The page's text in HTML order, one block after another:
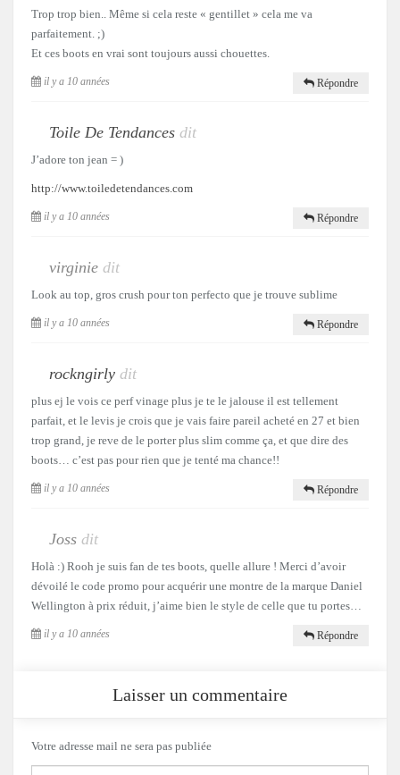
Trop trop bien.. Même si cela reste « gentillet » cela me va
parfaitement. ;)
Et ces boots en vrai sont toujours aussi chouettes.
il y a 10 années Répondre
Toile De Tendances dit
J’adore ton jean = )
http://www.toiledetendances.com
il y a 10 années Répondre
virginie dit
Look au top, gros crush pour ton perfecto que je trouve sublime
il y a 10 années Répondre
rockngirly dit
plus ej le vois ce perf vinage plus je te le jalouse il est tellement
parfait, et le levis je crois que je vais faire pareil acheté en 27 et bien
trop grand, je reve de le porter plus slim comme ça, et que dire des
boots… c’est pas pour rien que je tenté ma chance!!
il y a 10 années Répondre
Joss dit
Holà :) Rooh je suis fan de tes boots, quelle allure ! Merci d’avoir
dévoilé le code promo pour acquérir une montre de la marque Daniel
Wellington à prix réduit, j’aime bien le style de celle que tu portes…
il y a 10 années Répondre
Laisser un commentaire
Votre adresse mail ne sera pas publiée